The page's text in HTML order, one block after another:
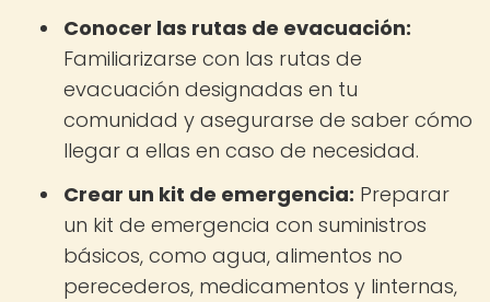
Conocer las rutas de evacuación:
Familiarizarse con las rutas de
evacuación designadas en tu
comunidad y asegurarse de saber cómo
llegar a ellas en caso de necesidad.
Crear un kit de emergencia: Preparar
un kit de emergencia con suministros
básicos, como agua, alimentos no
perecederos, medicamentos y linternas,